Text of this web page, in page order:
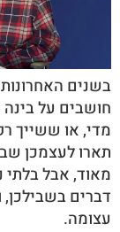
בשנים
מדי, או ששייך
תארו לעצמכן
מאוד, אבל בלתי
דברים
עצומה.